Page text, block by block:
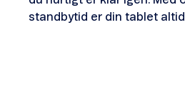
standbytid er din tablet